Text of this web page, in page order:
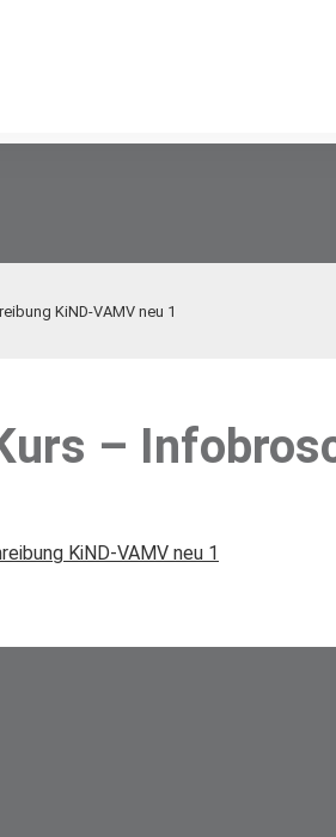
KiND-VAMV neu 1
–
KiND-VAMV neu 1